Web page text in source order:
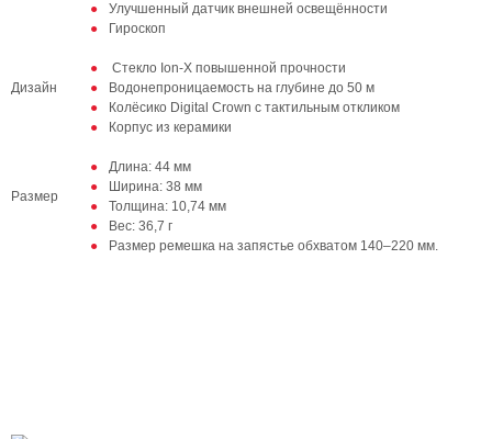
Улучшенный датчик внешней освещённости
Гироскоп
Дизайн
Стекло Ion-X повышенной прочности
Водонепроницаемость на глубине до 50 м
Колёсико Digital Crown с тактильным откликом
Корпус из керамики
Размер
Длина: 44 мм
Ширина: 38 мм
Толщина: 10,74 мм
Вес: 36,7 г
Размер ремешка на запястье обхватом 140–220 мм.